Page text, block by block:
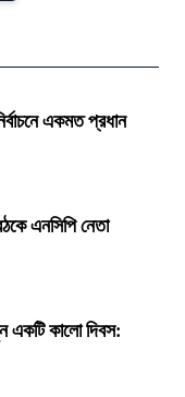
একমত প্রধান
এনসিপি নেতা
একটি কালো দিবস: